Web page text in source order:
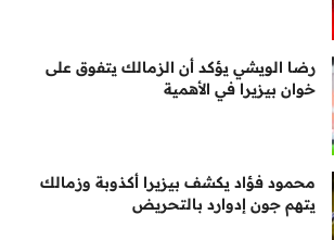
رضا الويشي يؤكد أن الزمالك يتفوق على
خوان بيزيرا في الأهمية
محمود فؤاد يكشف بيزيرا أكذوبة وزمالك
يتهم جون إدوارد بالتحريض